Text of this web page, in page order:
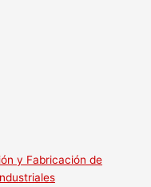
y Fabricación de